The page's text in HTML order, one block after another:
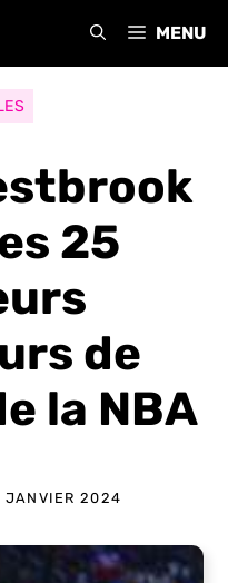
MENU
25
de
la NBA
JANVIER 2024